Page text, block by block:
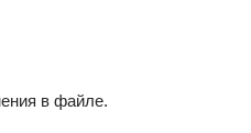
в файле.